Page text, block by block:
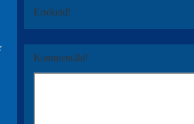
Értékeld!
Kommentáld!